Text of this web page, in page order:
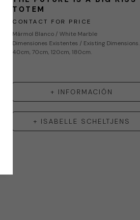
TOTEM
CONTACT FOR PRICE
Mármol Blanco / White Marble
Dimensiones Existentes / Existing Dimensions.
40cm, 70cm, 120cm, 180cm.
+ INFORMACIÓN
+ ISABELLE SCHELTJENS